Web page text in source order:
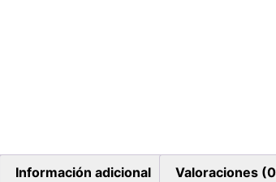
Información adicional Valoraciones